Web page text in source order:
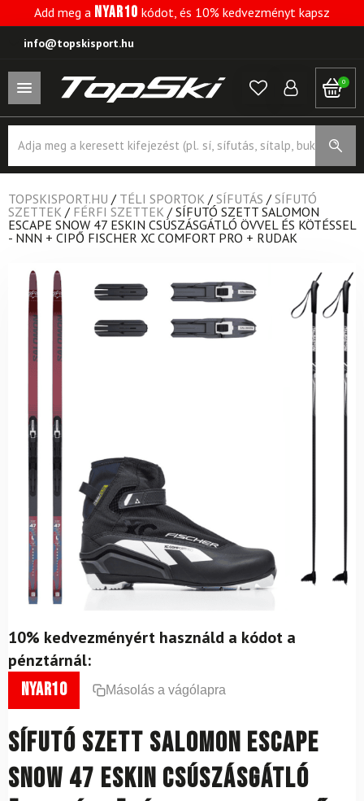
Add meg a NYAR10 kódot, és 10% kedvezményt kapsz
info@topskisport.hu
0
search
TOPSKISPORT.HU / TÉLI SPORTOK / SÍFUTÁS / SÍFUTÓ
SZETTEK / FÉRFI SZETTEK / SÍFUTÓ SZETT SALOMON
ESCAPE SNOW 47 ESKIN CSÚSZÁSGÁTLÓ ÖVVEL ÉS KÖTÉSSEL
- NNN + CIPŐ FISCHER XC COMFORT PRO + RUDAK
10% kedvezményért használd a kódot a
pénztárnál:
nyar10 Másolás a vágólapra
Sífutó szett SALOMON Escape
Snow 47 eSkin csúszásgátló